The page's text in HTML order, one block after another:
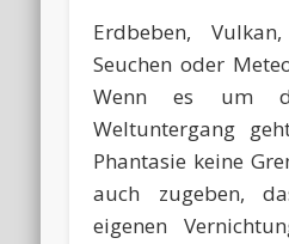
Erdbeben,
Seuchen oder
Wenn es um
Weltuntergang
Phantasie keine
auch zugeben,
eigenen